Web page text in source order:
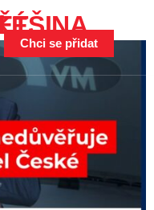
Chci se přidat